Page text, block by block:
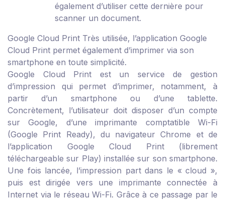
également d’utiliser cette dernière pour
scanner un document.
Google Cloud Print Très utilisée, l’application Google
Cloud Print permet également d’imprimer via son
smartphone en toute simplicité.
Google Cloud Print est un service de gestion
d’impression qui permet d’imprimer, notamment, à
partir d’un smartphone ou d’une tablette.
Concrètement, l’utilisateur doit disposer d’un compte
sur Google, d’une imprimante comptatible Wi-Fi
(Google Print Ready), du navigateur Chrome et de
l’application Google Cloud Print (librement
téléchargeable sur Play) installée sur son smartphone.
Une fois lancée, l’impression part dans le « cloud »,
puis est dirigée vers une imprimante connectée à
Internet via le réseau Wi-Fi. Grâce à ce passage par le